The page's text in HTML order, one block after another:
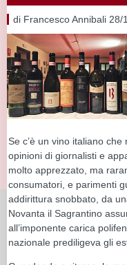
di Francesco Annibali 28/
Se c’è un vino italiano
opinioni di giornalisti e
molto apprezzato, ma
consumatori, e parimenti
addirittura snobbato, da
Novanta il Sagrantino
all’imponente carica
nazionale prediligeva gli